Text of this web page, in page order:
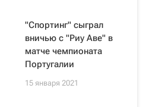
"Спортинг" сыграл
вничью с "Риу Аве" в
матче чемпионата
Португалии
15 января 2021